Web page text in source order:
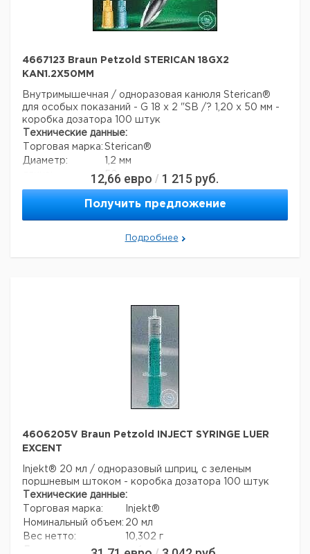
4667123 Braun Petzold STERICAN 18GX2
KAN1.2X50MM
Внутримышечная / одноразовая канюля Sterican®
для особых показаний - G 18 x 2 "SB /? 1,20 x 50 мм -
коробка дозатора 100 штук
Технические данные:
Торговая марка: Sterican®
Диаметр:
1,2 мм
50 мм
Вес нетто:
1,8 г
Данные для перевозки (реальные данные могут
1,8 г
12,66 евро / 1 215 руб.
Получить предложение
Подробнее
4606205V Braun Petzold INJECT SYRINGE LUER
EXCENT
Injekt® 20 мл / одноразовый шприц, с зеленым
поршневым штоком - коробка дозатора 100 штук
Технические данные:
Торговая марка:
Injekt®
Номинальный объем: 20 мл
Вес нетто:
10,302 г
Данные для перевозки (реальные данные могут